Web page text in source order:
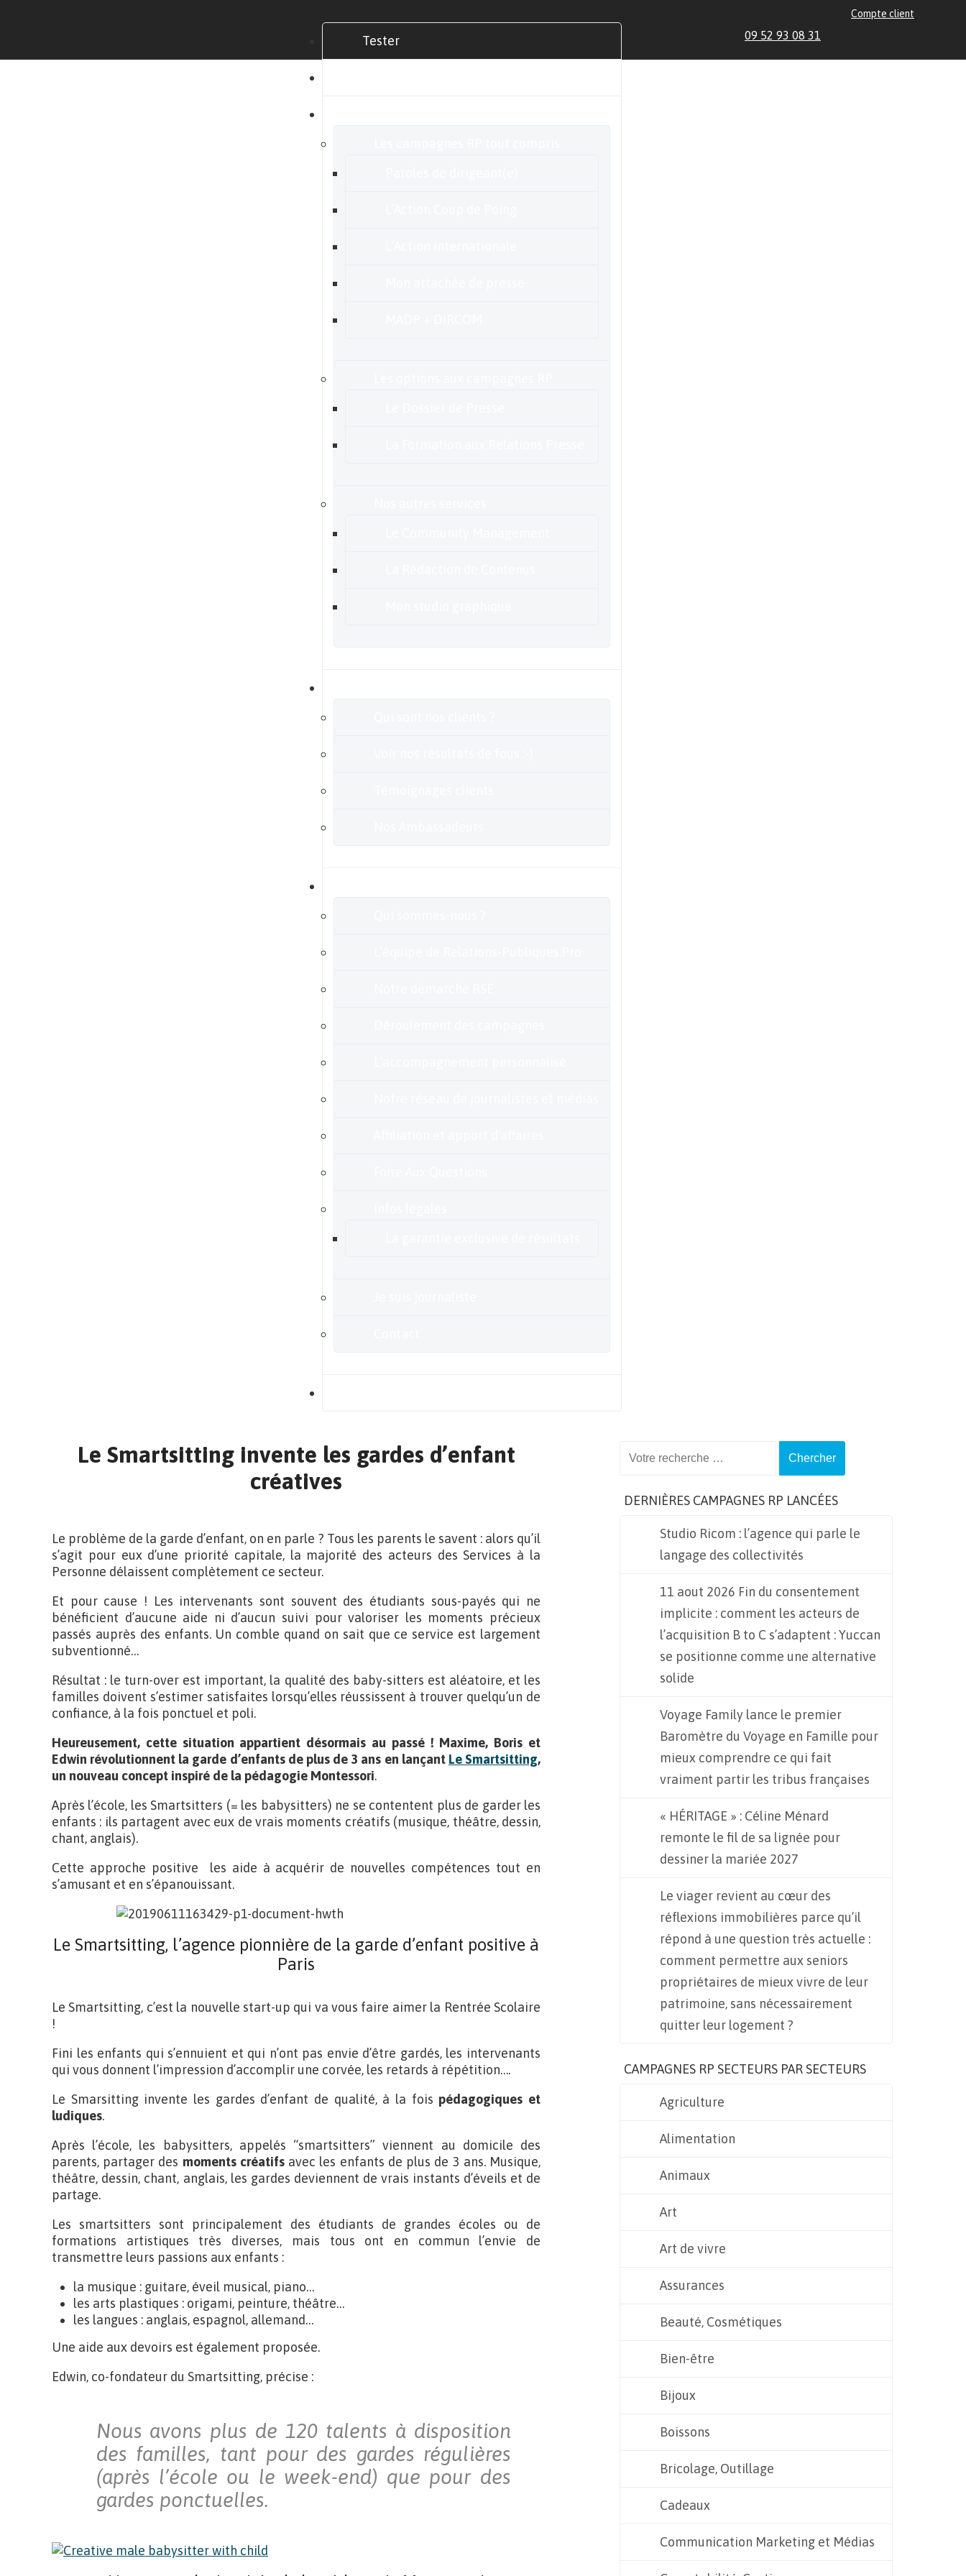
Tester
Compte client
09 52 93 08 31
Le Smartsitting invente les gardes d’enfant
créatives
Le problème de la garde d’enfant, on en parle ? Tous les parents le savent : alors qu’il
s’agit pour eux d’une priorité capitale, la majorité des acteurs des Services à la
Personne délaissent complètement ce secteur.
Et pour cause ! Les intervenants sont souvent des étudiants sous-payés qui ne
bénéficient d’aucune aide ni d’aucun suivi pour valoriser les moments précieux
passés auprès des enfants. Un comble quand on sait que ce service est largement
subventionné…
Résultat : le turn-over est important, la qualité des baby-sitters est aléatoire, et les
familles doivent s’estimer satisfaites lorsqu’elles réussissent à trouver quelqu’un de
confiance, à la fois ponctuel et poli.
Heureusement, cette situation appartient désormais au passé ! Maxime, Boris et
Edwin révolutionnent la garde d’enfants de plus de 3 ans en lançant Le Smartsitting,
un nouveau concept inspiré de la pédagogie Montessori.
Après l’école, les Smartsitters (= les babysitters) ne se contentent plus de garder les
enfants : ils partagent avec eux de vrais moments créatifs (musique, théâtre, dessin,
chant, anglais).
Cette approche positive les aide à acquérir de nouvelles compétences tout en
s’amusant et en s’épanouissant.
Le Smartsitting, l’agence pionnière de la garde d’enfant positive à
Paris
Le Smartsitting, c’est la nouvelle start-up qui va vous faire aimer la Rentrée Scolaire
!
Fini les enfants qui s’ennuient et qui n’ont pas envie d’être gardés, les intervenants
qui vous donnent l’impression d’accomplir une corvée, les retards à répétition….
Le Smarsitting invente les gardes d’enfant de qualité, à la fois pédagogiques et
ludiques.
Après l’école, les babysitters, appelés “smartsitters” viennent au domicile des
parents, partager des moments créatifsavec les enfants de plus de 3 ans. Musique,
théâtre, dessin, chant, anglais, les gardes deviennent de vrais instants d’éveils et de
partage.
Les smartsitters sont principalement des étudiants de grandes écoles ou de
formations artistiques très diverses, mais tous ont en commun l’envie de
transmettre leurs passions aux enfants :
la musique : guitare, éveil musical, piano…
les arts plastiques : origami, peinture, théâtre…
les langues : anglais, espagnol, allemand…
Une aide aux devoirs est également proposée.
Edwin, co-fondateur du Smartsitting, précise :
Nous avons plus de 120 talents à disposition
des familles, tant pour des gardes régulières
(après l’école ou le week-end) que pour des
gardes ponctuelles.
DERNIÈRES CAMPAGNES RP LANCÉES
Studio Ricom : l’agence qui parle le
langage des collectivités
11 aout 2026 Fin du consentement
implicite : comment les acteurs de
l’acquisition B to C s’adaptent : Yuccan
se positionne comme une alternative
solide
Voyage Family lance le premier
Baromètre du Voyage en Famille pour
mieux comprendre ce qui fait
vraiment partir les tribus françaises
« HÉRITAGE » : Céline Ménard
remonte le fil de sa lignée pour
dessiner la mariée 2027
Le viager revient au cœur des
réflexions immobilières parce qu’il
répond à une question très actuelle :
comment permettre aux seniors
propriétaires de mieux vivre de leur
patrimoine, sans nécessairement
quitter leur logement ?
CAMPAGNES RP SECTEURS PAR SECTEURS
Agriculture
Alimentation
Animaux
Art
Art de vivre
Assurances
Beauté, Cosmétiques
Bien-être
Bijoux
Boissons
Bricolage, Outillage
Cadeaux
Communication Marketing et Médias